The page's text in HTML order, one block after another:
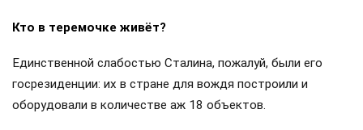
Кто в теремочке живёт?
Единственной слабостью Сталина, пожалуй, были его
госрезиденции: их в стране для вождя построили и
оборудовали в количестве аж 18 объектов.